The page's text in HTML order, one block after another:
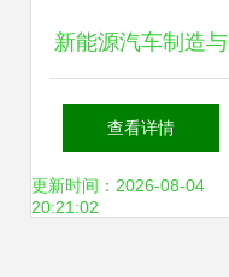
新能源汽车制造与
销售 流程简化背后
的产业变革
查看详情
更新时间：2026-08-04
20:21:02